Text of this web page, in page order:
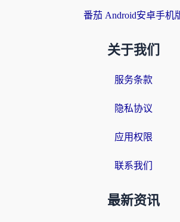
番茄 Android安卓手机
关于我们
服务条款
隐私协议
应用权限
联系我们
最新资讯